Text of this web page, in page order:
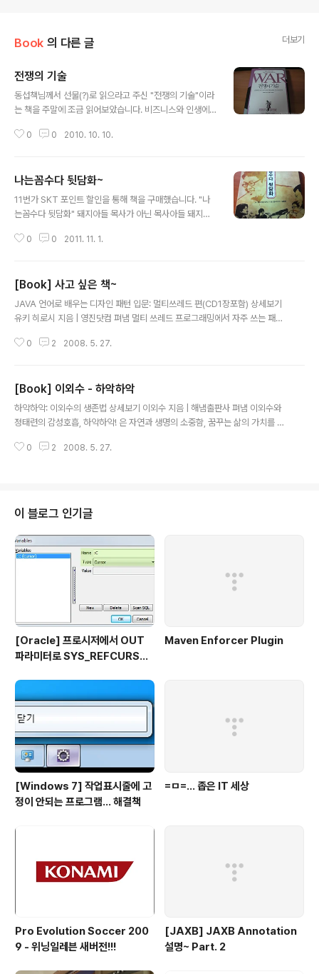
Book 의 다른 글 더보기
전쟁의 기술
동섭책님께서 선물(?)로 읽으라고 주신 "전쟁의 기술"이라
는 책을 주말에 조금 읽어보았습니다. 비즈니스와 인생에
내용이 진리는 아니지만 자기에 맞게 잘 받아들일 수만 있
고 있습니다. 원서처럼 두껍기에... 가격도 무겁습니다. 이
제 다 죽었어!!!
0 0 2010. 10. 10.
나는꼼수다 뒷담화~
11번가 SKT 포인트 할인을 통해 책을 구매했습니다. "나
는꼼수다 뒷담화" 돼지아들 목사가 아닌 목사아들 돼지님
서 한시간 반 정도만에 다 읽었는데, 나꼼수 팬이라면 부담
0 0 2011. 11. 1.
[Book] 사고 싶은 책~
JAVA 언어로 배우는 디자인 패턴 입문: 멀티쓰레드 편(CD1장포함) 상세보기
유키 히로시 지음 | 영진닷컴 펴냄 멀티 쓰레드 프로그래밍에서 자주 쓰는 패턴
디자인 패턴 입문』편. 이 책은 Java 언어를 이용하여 멀티 쓰레드와 병행 처리
한 것, 실제 프로그래밍에서 자주 쓰이는 것을 예전에 구매하려고 했는데 절판
이어서 슬퍼하고 있었는데 ㅋㅋㅋ 영진에 문의해 보니 곧 개정판이 나온다고 했
었는데 왜 난 지금 알았지;;;; 4월 30일에 나왔네요 한권만 구매하기 좀 그러니
0 2 2008. 5. 27.
[Book] 이외수 - 하악하악
하악하악: 이외수의 생존법 상세보기 이외수 지음 | 해냄출판사 펴냄 이외수와
정태련의 감성호흡, 하악하악! 은 자연과 생명의 소중함, 꿈꾸는 삶의 가치를 이
어와 정태련이 그린 토종 물고기 세밀화가 담겨 있다. 2007년에 출간된「여자
좋아하는 나는 응원 피켓에 써있는 하악하악 을 저런데서 볼 줄이야.. 전공서와
만화책 아니면 잘 안보는 나지만... 저건 한번 보고 싶다 ㅋㅋㅋ 하악하악... 먼가
느낌..
0 2 2008. 5. 27.
이 블로그 인기글
[Oracle] 프로시저에서 OUT
파라미터로 SYS_REFCURSO
Maven Enforcer Plugin
[Windows 7] 작업표시줄에 고
정이 안되는 프로그램... 해결책
=ㅁ=... 좁은 IT 세상
Pro Evolution Soccer 200
9 - 위닝일레븐 새버전!!!
[JAXB] JAXB Annotation
설명~ Part. 2